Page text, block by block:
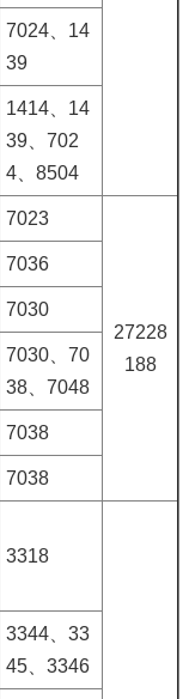
7024、14
39
1414、14
39、702
4、8504
7023
27228
188
7036
7030
7030、70
38、7048
7038
7038
3318
3344、33
45、3346